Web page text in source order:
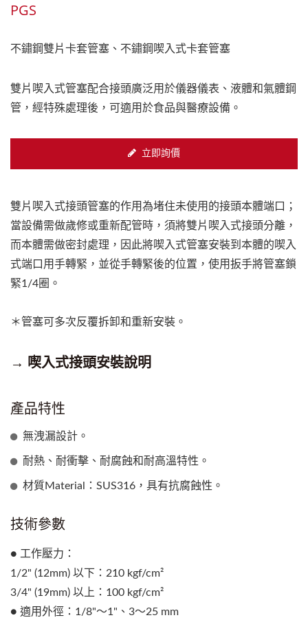
PGS
不鏽鋼雙片卡套管塞、不鏽鋼喫入式卡套管塞
雙片喫入式管塞配合接頭廣泛用於儀器儀表、液體和氣體鋼
管，經特殊處理後，可適用於食品與醫療設備。
立即詢價
雙片喫入式接頭管塞的作用為堵住未使用的接頭本體端口；
當設備需做歲修或重新配管時，須將雙片喫入式接頭分離，
而本體需做密封處理，因此將喫入式管塞安裝到本體的喫入
式端口用手轉緊，並從手轉緊後的位置，使用扳手將管塞鎖
緊1/4圈。
＊管塞可多次反覆拆卸和重新安裝。
→ 喫入式接頭安裝說明
產品特性
無洩漏設計。
耐熱、耐衝擊、耐腐蝕和耐高溫特性。
材質Material：SUS316，具有抗腐蝕性。
技術參數
● 工作壓力：
1/2" (12mm) 以下：210 kgf/cm²
3/4" (19mm) 以上：100 kgf/cm²
● 適用外徑：1/8"～1"、3～25 mm